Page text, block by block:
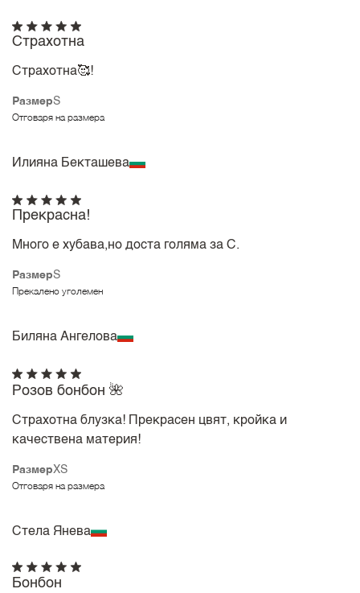
РазмерS
Отговаря на размера
Страхотна
Страхотна🥰!
Илияна Бекташева
РазмерS
Прекалено уголемен
Прекрасна!
Много е хубава,но доста голяма за С.
Биляна Ангелова
РазмерXS
Отговаря на размера
Розов бонбон 🌺
Страхотна блузка! Прекрасен цвят, кройка и
качествена материя!
Стела Янева
Бонбон